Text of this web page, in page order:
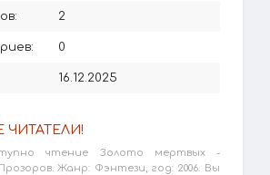
2
0
16.12.2025
чтение Золото мертвых -
Жанр: Фэнтези, год: 2006. Вы